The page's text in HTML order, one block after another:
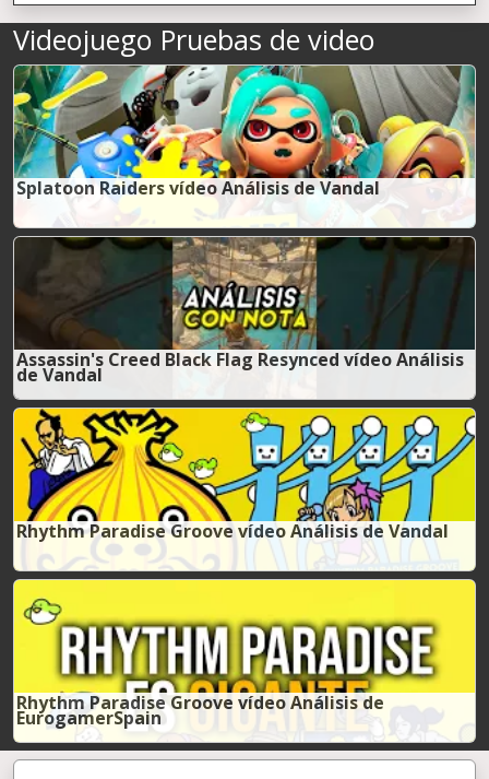
Videojuego Pruebas de video
Splatoon Raiders vídeo Análisis de Vandal
Assassin's Creed Black Flag Resynced vídeo Análisis
de Vandal
Rhythm Paradise Groove vídeo Análisis de Vandal
Rhythm Paradise Groove vídeo Análisis de
EurogamerSpain